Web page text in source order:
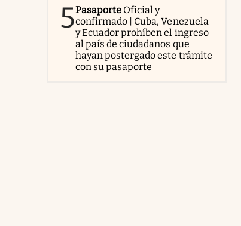
5Pasaporte Oficial y
confirmado | Cuba, Venezuela
y Ecuador prohíben el ingreso
al país de ciudadanos que
hayan postergado este trámite
con su pasaporte